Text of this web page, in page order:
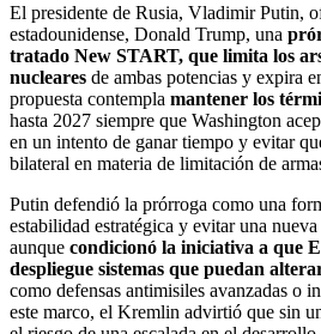
El presidente de Rusia, Vladimir Putin,
estadounidense, Donald Trump, una
tratado New START, que limita los
nucleares de ambas potencias y expira
propuesta contempla mantener los
hasta 2027 siempre que Washington
en un intento de ganar tiempo y evitar
bilateral en materia de limitación de
Putin defendió la prórroga como una
estabilidad estratégica y evitar una
aunque condicionó la iniciativa a que
despliegue sistemas que puedan
como defensas antimisiles avanzadas o
este marco, el Kremlin advirtió que sin